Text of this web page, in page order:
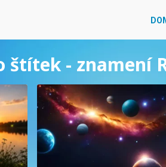
štítek - znamení